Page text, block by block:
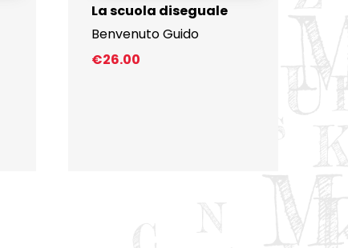
La scuola diseguale
Benvenuto Guido
€26.00